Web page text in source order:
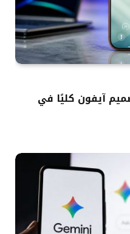
آيفون كليًا في